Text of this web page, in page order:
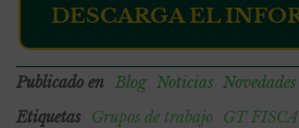
DESCARGA EL
Publicado en Blog Noticias Novedades
Etiquetas
Grupos de trabajo GT